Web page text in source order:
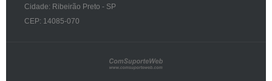
Cidade: Ribeirão Preto - SP
CEP: 14085-070